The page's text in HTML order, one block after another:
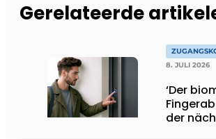
Gerelateerde
8. JULI 2026
‘Der
der